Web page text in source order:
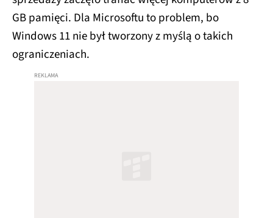
GB pamięci. Dla Microsoftu to problem, bo
Windows 11 nie był tworzony z myślą o takich
ograniczeniach.